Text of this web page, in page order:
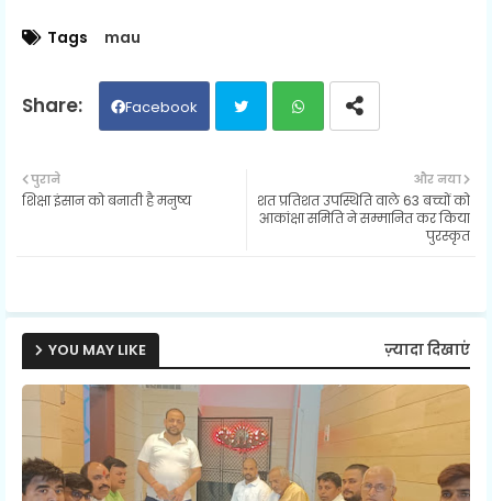
Tags mau
Facebook
ats
और नया
शत प्रतिशत उपस्थिति वाले 63 बच्चों को
आकांक्षा समिति ने सम्मानित कर किया
पुरस्कृत
पुराने
शिक्षा इंसान को बनाती है मनुष्य
YOU MAY LIKE ज़्यादा दिखाएं